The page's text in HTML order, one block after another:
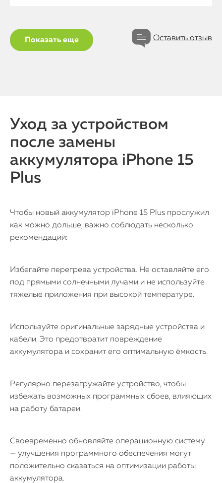
Показать еще Оставить отзыв
Уход за устройством
после замены
аккумулятора iPhone 15
Plus
Чтобы новый аккумулятор iPhone 15 Plus прослужил
как можно дольше, важно соблюдать несколько
рекомендаций:
Избегайте перегрева устройства. Не оставляйте его
под прямыми солнечными лучами и не используйте
тяжелые приложения при высокой температуре.
Используйте оригинальные зарядные устройства и
кабели. Это предотвратит повреждение
аккумулятора и сохранит его оптимальную ёмкость.
Регулярно перезагружайте устройство, чтобы
избежать возможных программных сбоев, влияющих
на работу батареи.
Своевременно обновляйте операционную систему
— улучшения программного обеспечения могут
положительно сказаться на оптимизации работы
аккумулятора.